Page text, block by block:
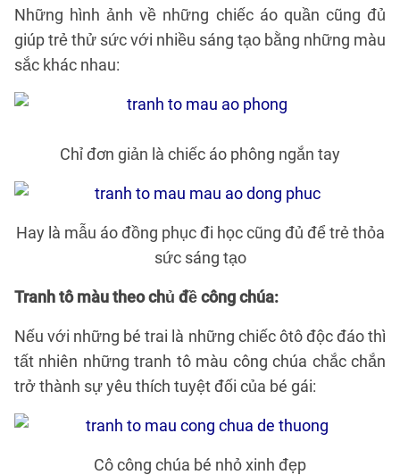
Những hình ảnh về những chiếc áo quần cũng đủ
giúp trẻ thử sức với nhiều sáng tạo bằng những màu
sắc khác nhau:
Chỉ đơn giản là chiếc áo phông ngắn tay
Hay là mẫu áo đồng phục đi học cũng đủ để trẻ thỏa
sức sáng tạo
Tranh tô màu theo chủ đề công chúa:
Nếu với những bé trai là những chiếc ôtô độc đáo thì
tất nhiên những tranh tô màu công chúa chắc chắn
trở thành sự yêu thích tuyệt đối của bé gái:
Cô công chúa bé nhỏ xinh đẹp